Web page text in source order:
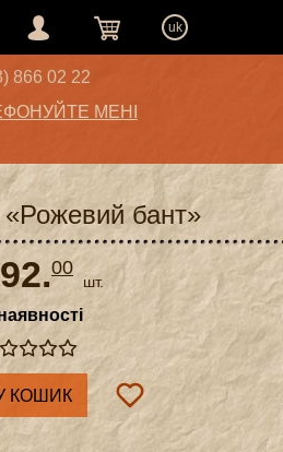
uk
866 02 22
МЕНІ
бант»
00
шт.
КОШИК